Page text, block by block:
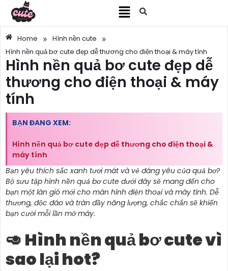
Home » Hình nền cute »
Hình nền quả bơ cute đẹp dễ thương cho điện thoại & máy tính
Hình nền quả bơ cute đẹp dễ
thương cho điện thoại & máy
tính
BẠN ĐANG XEM:
Hình nền quả bơ cute đẹp dễ thương cho điện thoại &
máy tính
Bạn yêu thích sắc xanh tươi mát và vẻ đáng yêu của quả bơ?
Bộ sưu tập hình nền quả bơ cute dưới đây sẽ mang đến cho
bạn một làn gió mới cho màn hình điện thoại và máy tính. Dễ
thương, độc đáo và tràn đầy năng lượng, chắc chắn sẽ khiến
bạn cười mỗi lần mở máy.
🥑 Hình nền quả bơ cute vì
sao lại hot?